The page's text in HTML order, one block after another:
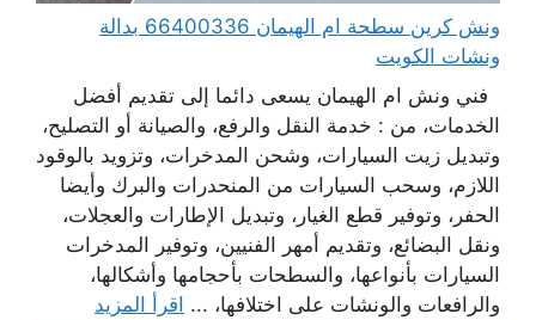
ونش كرين سطحة ام الهيمان 66400336 بدالة
ونشات الكويت
فني ونش ام الهيمان يسعى دائما إلى تقديم أفضل
الخدمات، من : خدمة النقل والرفع، والصيانة أو التصليح،
وتبديل زيت السيارات، وشحن المدخرات، وتزويد بالوقود
اللازم، وسحب السيارات من المنحدرات والبرك وأيضا
الحفر، وتوفير قطع الغيار، وتبديل الإطارات والعجلات،
ونقل البضائع، وتقديم أمهر الفنيين، وتوفير المدخرات
السيارات بأنواعها، والسطحات بأحجامها وأشكالها،
والرافعات والونشات على اختلافها، ... اقرأ المزيد